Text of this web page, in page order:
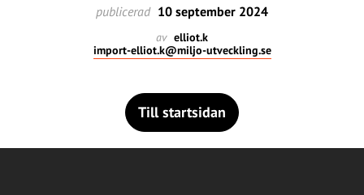
publicerad 10 september 2024
av elliot.k
import-elliot.k@miljo-utveckling.se
Till startsidan